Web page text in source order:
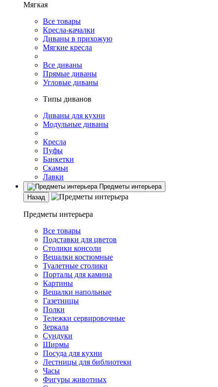
Мягкая
Все товары
Кресла-качалки
Диваны в прихожую
Мягкие кресла
Все диваны
Прямые диваны
Угловые диваны
Типы диванов
Диваны для кухни
Модульные диваны
Кресла
Пуфы
Банкетки
Скамьи
Лавки
Предметы интерьера
Назад
Предметы интерьера
Все товары
Подставки для цветов
Столики консоли
Вешалки костюмные
Туалетные столики
Порталы для камина
Картины
Вешалки напольные
Газетницы
Полки
Тележки сервировочные
Зеркала
Сундуки
Ширмы
Посуда для кухни
Лестницы для библиотеки
Часы
Фигуры животных